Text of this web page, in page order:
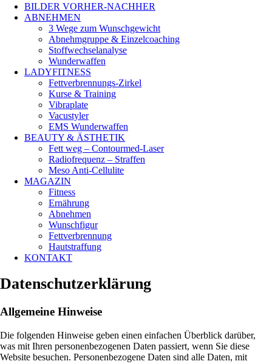
BILDER VORHER-NACHHER
ABNEHMEN
3 Wege zum Wunschgewicht
Abnehmgruppe & Einzelcoaching
Stoffwechselanalyse
Wunderwaffen
LADYFITNESS
Fettverbrennungs-Zirkel
Kurse & Training
Vibraplate
Vacustyler
EMS Wunderwaffen
BEAUTY & ÄSTHETIK
Fett weg – Contourmed-Laser
Radiofrequenz – Straffen
Meso Anti-Cellulite
MAGAZIN
Fitness
Ernährung
Abnehmen
Wunschfigur
Fettverbrennung
Hautstraffung
KONTAKT
Datenschutzerklärung
Allgemeine Hinweise
Die folgenden Hinweise geben einen einfachen Überblick darüber,
was mit Ihren personenbezogenen Daten passiert, wenn Sie diese
Website besuchen. Personenbezogene Daten sind alle Daten, mit